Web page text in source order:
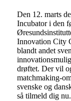
Den 12. marts
Incubator i den
Innovation City
blandt andet
drøftet. Der vil
matchmaking-
svenske og
så tilmeld dig nu.